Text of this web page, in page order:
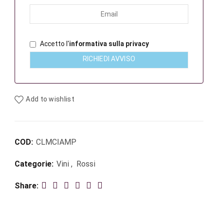
Accetto l'informativa sulla privacy
RICHIEDI AVVISO
Add to wishlist
COD: CLMCIAMP
Categorie: Vini , Rossi
Share